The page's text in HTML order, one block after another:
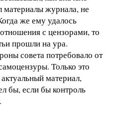
материалы журнала, не
же ему удалось
с цензорами, то
прошли на ура.
совета потребовало от
Только это
материал,
бы, если бы контроль